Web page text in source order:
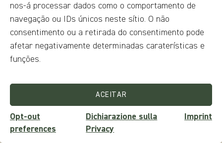
nos-á processar dados como o comportamento de
navegação ou IDs únicos neste sítio. O não
consentimento ou a retirada do consentimento pode
afetar negativamente determinadas caraterísticas e
funções.
ACEITAR
Opt-out
preferences
Dichiarazione sulla
Privacy
Imprint
Rota
Século XX